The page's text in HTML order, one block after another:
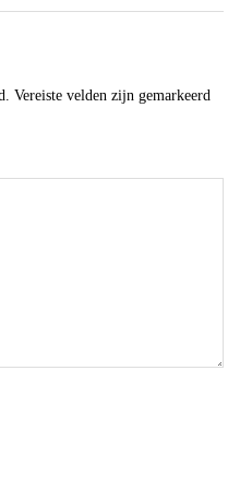
Vereiste velden zijn gemarkeerd